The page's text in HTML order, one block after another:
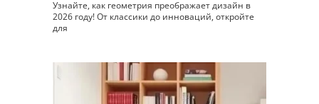
Узнайте, как геометрия преображает дизайн в
2026 году! От классики до инноваций, откройте
для